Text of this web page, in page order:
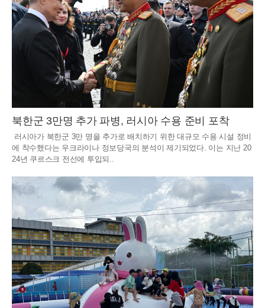
북한군 3만명 추가 파병, 러시아 수용 준비 포착
러시아가 북한군 3만 명을 추가로 배치하기 위한 대규모 수용 시설 정비
에 착수했다는 우크라이나 정보당국의 분석이 제기되었다. 이는 지난 20
24년 쿠르스크 전선에 투입되..